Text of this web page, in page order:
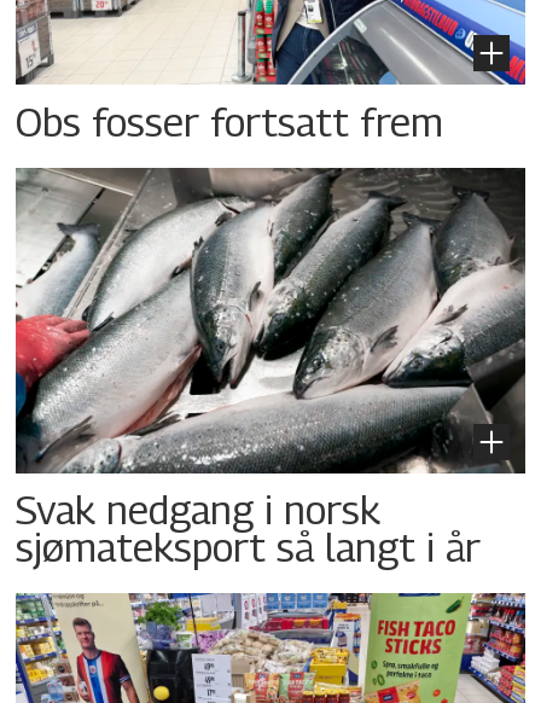
Obs fosser fortsatt frem
Svak nedgang i norsk
sjømateksport så langt i år